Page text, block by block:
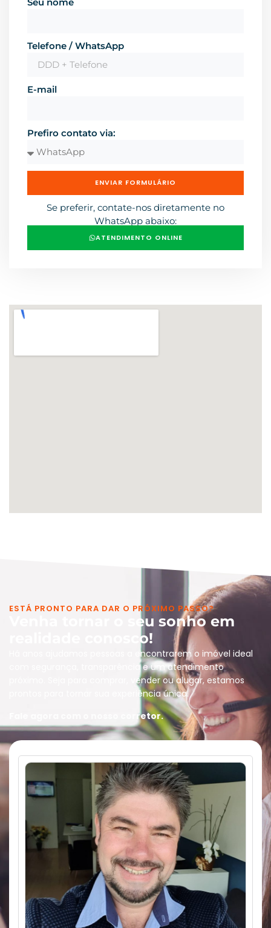
Telefone / WhatsApp
E-mail
Prefiro contato via:
ENVIAR FORMULÁRIO
Se preferir, contate-nos diretamente no
WhatsApp abaixo:
ATENDIMENTO ONLINE
ESTÁ PRONTO PARA DAR O PRÓXIMO PASSO?
Venha tornar o seu sonho em
realidade conosco!
Há anos ajudamos pessoas a encontrarem o imóvel ideal
com segurança, transparência e um atendimento
próximo. Seja para comprar, vender ou alugar, estamos
prontos para tornar sua experiência única.
Fale agora com o nosso corretor.